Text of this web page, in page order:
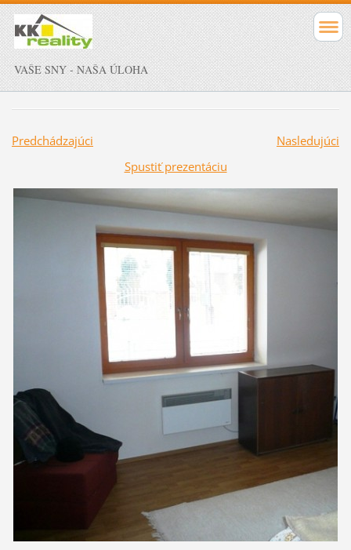
VAŠE SNY - NAŠA ÚLOHA
Predchádzajúci
Nasledujúci
Spustiť prezentáciu